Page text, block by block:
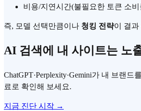
비용/지연시간(불필요한 토큰 소
즉, 모델 선택만큼이나 청킹 전략이 결과
AI 검색에 내 사이트는 노
ChatGPT·Perplexity·Gemini가 내 브랜드
료로 확인해 보세요.
지금 진단 시작 →